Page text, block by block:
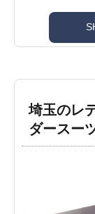
埼玉のレ
ダースー